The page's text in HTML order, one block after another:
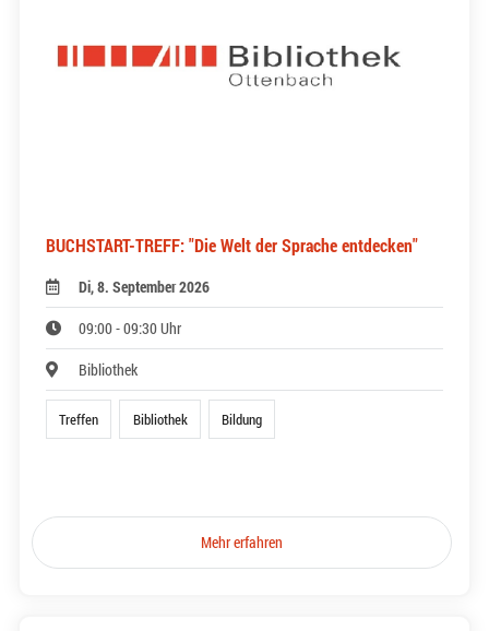
BUCHSTART-TREFF: "Die Welt der Sprache entdecken"
Di, 8. September 2026
09:00 - 09:30 Uhr
Bibliothek
Treffen Bibliothek Bildung
Mehr erfahren